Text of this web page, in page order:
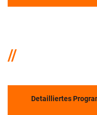
Detailliertes